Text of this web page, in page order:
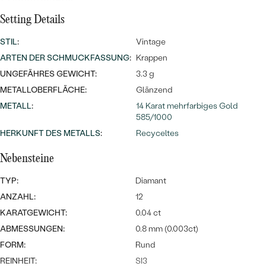
Wave Kollektion
ANSEHEN
MASSGEFERTIGTER
DIAMANTEN
Ohrrinnge
ANSEHEN
Personalisierte
Halsketten
Meistverkaufte
Ringe
ANSEHEN
Setting Details
STIL:
Vintage
ARTEN DER SCHMUCKFASSUNG: Krappen
UNGEFÄHRES GEWICHT:
3.3 g
METALLOBERFLÄCHE:
Glänzend
METALL:
14 Karat mehrfarbiges Gold
585/1000
HERKUNFT DES METALLS: Recyceltes
Nebensteine
TYP:
Diamant
ANZAHL:
12
KARATGEWICHT:
0.04 ct
ABMESSUNGEN:
0.8 mm (0.003ct)
FORM:
Rund
REINHEIT:
SI3